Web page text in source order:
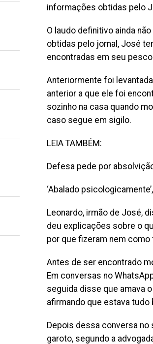
informações obtidas pelo
O laudo definitivo ainda
obtidas pelo jornal, José
encontradas em seu
Anteriormente foi
anterior a que ele foi
sozinho na casa quando
caso segue em sigilo.
LEIA TAMBÉM:
Defesa pede por
‘Abalado
Leonardo, irmão de José,
deu explicações sobre o
por que fizeram nem como
Antes de ser encontrado
Em conversas no
seguida disse que amava
afirmando que estava tudo
Depois dessa conversa no
garoto, segundo a